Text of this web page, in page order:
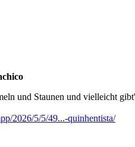
und Staunen und vielleicht
2026/5/5/49...-quinhentista/